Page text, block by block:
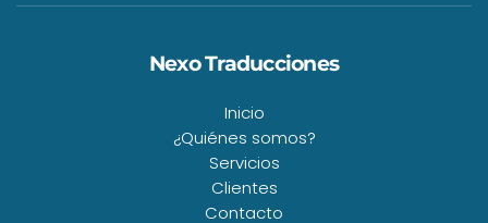
Nexo Traducciones
Inicio
¿Quiénes somos?
Servicios
Clientes
Contacto